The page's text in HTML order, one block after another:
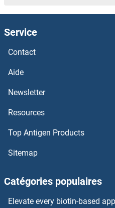
Service
Contact
Aide
Newsletter
Resources
Top Antigen Products
Sitemap
Catégories populaires
Elevate every biotin-based